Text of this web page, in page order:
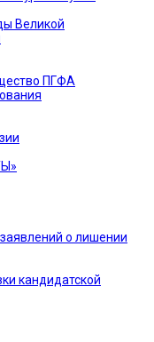
Великой
ПГФА
о лишении
кандидатской